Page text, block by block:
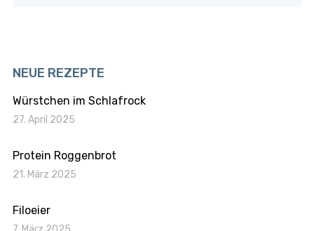
NEUE REZEPTE
Würstchen im Schlafrock
27. April 2025
Protein Roggenbrot
21. März 2025
Filoeier